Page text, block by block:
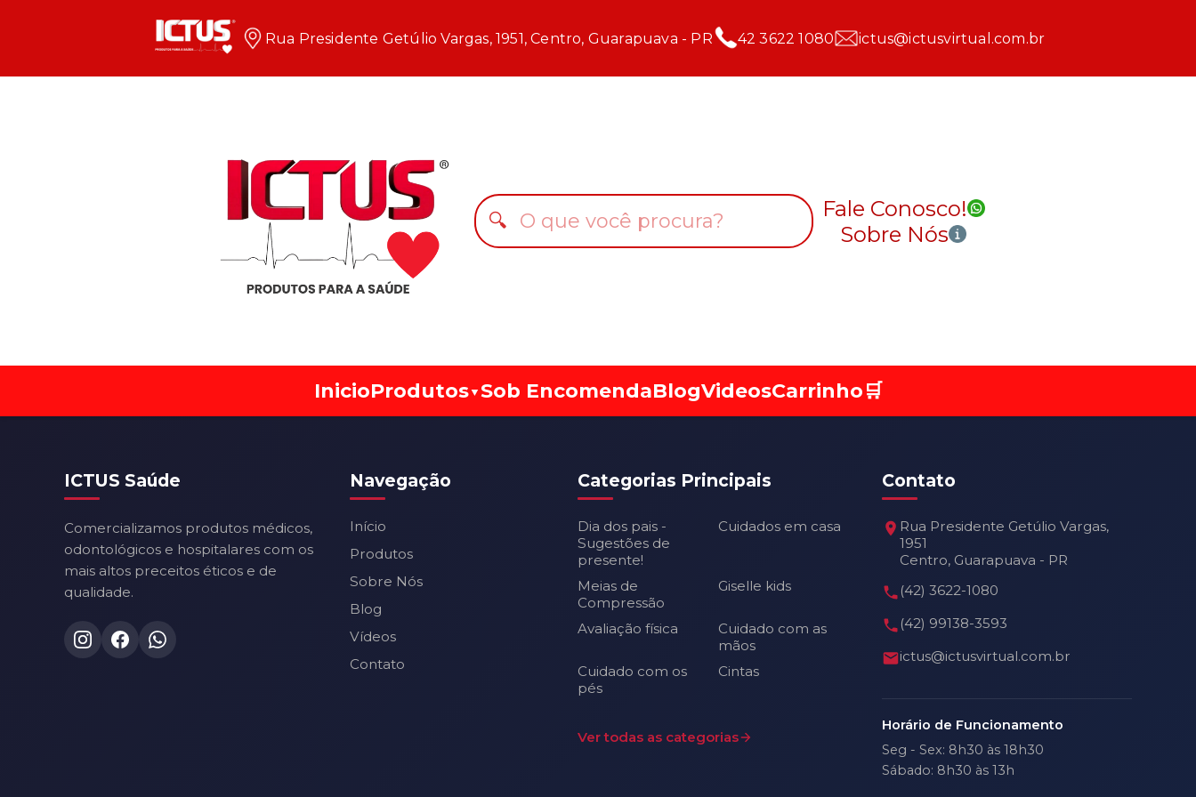
Rua Presidente Getúlio Vargas, 1951, Centro, Guarapuava - PR 42 3622 1080 ictus@ictusvirtual.com.br
🔍
Fale Conosco!
Sobre Nós
InicioProdutos▼ Sob EncomendaBlogVideosCarrinho🛒
ICTUS Saúde
Comercializamos produtos médicos,
odontológicos e hospitalares com os
mais altos preceitos éticos e de
qualidade.
Navegação
Início
Produtos
Sobre Nós
Blog
Vídeos
Contato
Categorias Principais
Dia dos pais -
Sugestões de
presente!
Cuidados em casa
Meias de
Compressão
Giselle kids
Avaliação física
Cuidado com as
mãos
Cuidado com os
pés
Cintas
Ver todas as categorias
Contato
Rua Presidente Getúlio Vargas,
1951
Centro, Guarapuava - PR
(42) 3622-1080
(42) 99138-3593
ictus@ictusvirtual.com.br
Horário de Funcionamento
Seg - Sex: 8h30 às 18h30
Sábado: 8h30 às 13h